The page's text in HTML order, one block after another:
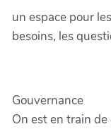
un espace pour
besoins, les
Gouvernance
On est en train